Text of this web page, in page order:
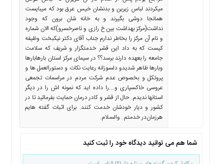
میکردند لباس زیرین و بدنشان خیس عرق بود که میبایست
همانجا دوشی بگیرند و به خانه شان برون که وجود
نداشت(مرکز بهداشت بین خ رازی و ناصرخسرو)که الان شماره
و نام آن مرکز را بخاطر ندارم جناب آقای دکتر نیکبخت وظیفه
کیست که به داد این قشر خدمتگزار و شریف که سلامت
جامعه را بعهده دارند برسد؟؟ در سیمای مرکز استان بارهابارها
وبارها ظاهر شدیدو دلسوزانه رعایت نکات و دستورالعمل ها و
پروتکل و بخصوص عدم شرکت مردم در مراسمات تجمعی
عروسی خاکسپاری و….را داده اید که نمونه اش را در دیگر
استانها ندیدم. حال از قشر و کادر درمان حمایت بفرمائید تا در
کشور و دیار خودشان خدمت کنند. برای اثبات گفته هایم
هرزمان‌در خدمتم . والسلام.
شما هم می توانید دیدگاه خود را ثبت کنید